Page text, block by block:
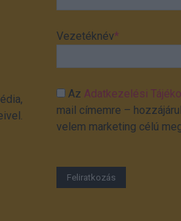
Vezetéknév*
AzAdatkezelési
mail címemre –
velem marketing célú